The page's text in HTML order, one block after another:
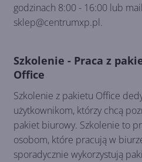
godzinach 8:00 - 16:00 lub
sklep@centrumxp.pl.
Szkolenie - Praca z
Office
Szkolenie z pakietu Office
użytkownikom, którzy chcą
pakiet biurowy. Szkolenie to
osobom, które pracują w
sporadycznie wykorzystują